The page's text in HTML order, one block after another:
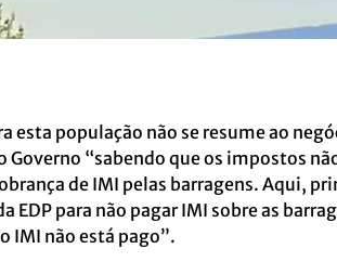
esta população não se resume ao
Governo “sabendo que os impostos
de IMI pelas barragens. Aqui,
EDP para não pagar IMI sobre as
IMI não está pago”.